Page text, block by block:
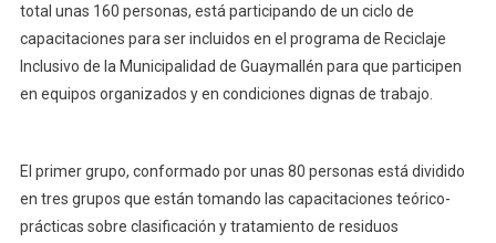
total unas 160 personas, está participando de un ciclo de
capacitaciones para ser incluidos en el programa de Reciclaje
Inclusivo de la Municipalidad de Guaymallén para que participen
en equipos organizados y en condiciones dignas de trabajo.
El primer grupo, conformado por unas 80 personas está dividido
en tres grupos que están tomando las capacitaciones teórico-
prácticas sobre clasificación y tratamiento de residuos